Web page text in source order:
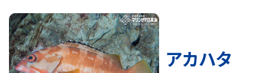
アカハタ